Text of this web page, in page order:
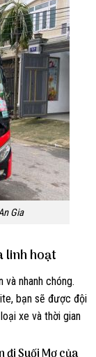
Gia
linh hoạt
nhanh chóng.
bạn sẽ được đội
xe và thời gian